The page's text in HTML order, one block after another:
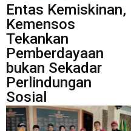
Entas Kemiskinan,
Kemensos
Tekankan
Pemberdayaan
bukan Sekadar
Perlindungan
Sosial